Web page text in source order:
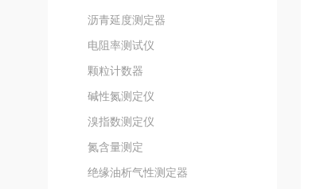
沥青延度测定器
电阻率测试仪
颗粒计数器
碱性氮测定仪
溴指数测定仪
氮含量测定
绝缘油析气性测定器